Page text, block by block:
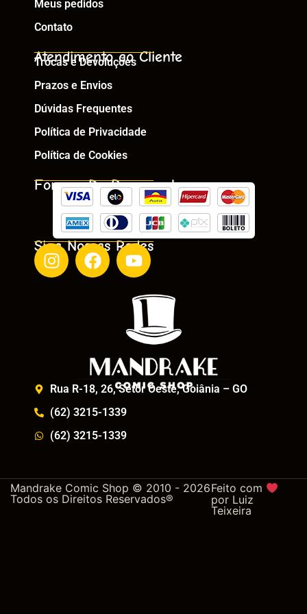
Meus pedidos
Contato
Atendimento ao Cliente
Trocas e Devoluções
Prazos e Envios
Dúvidas Frequentes
Política de Privacidade
Política de Cookies
Formas De Pagamento
Siga Nossas Redes
Rua R-18, 26, Setor Oeste, Goiânia – GO
(62) 3215-1339
(62) 3215-1339
Mandrake Comic Shop © 2010 - 2026
Todos os Direitos Reservados®
Feito com
por Luiz
Teixeira